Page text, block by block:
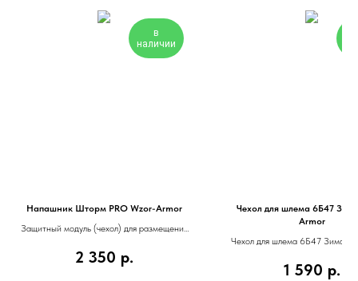
в
наличии
Напашник Шторм PRO Wzor-Armor
Защитный модуль (чехол) для размещения
2 350 р.
Чехол для шлема 6Б47
Armor
Чехол для шлема 6Б47 Зима
1 590 р.